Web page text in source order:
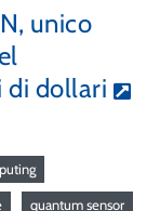
unico
di dollari
quantum sensor